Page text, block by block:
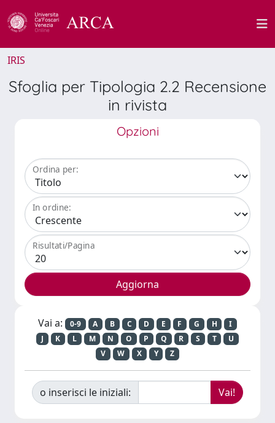
IRIS
Sfoglia per Tipologia 2.2 Recensione
in rivista
Opzioni
Ordina per:
In ordine:
Risultati/Pagina
Vai a: 0-9 A B C D E F G H
I
J
K L M N O P Q R S T
U
V
W X Y Z
o inserisci le iniziali: